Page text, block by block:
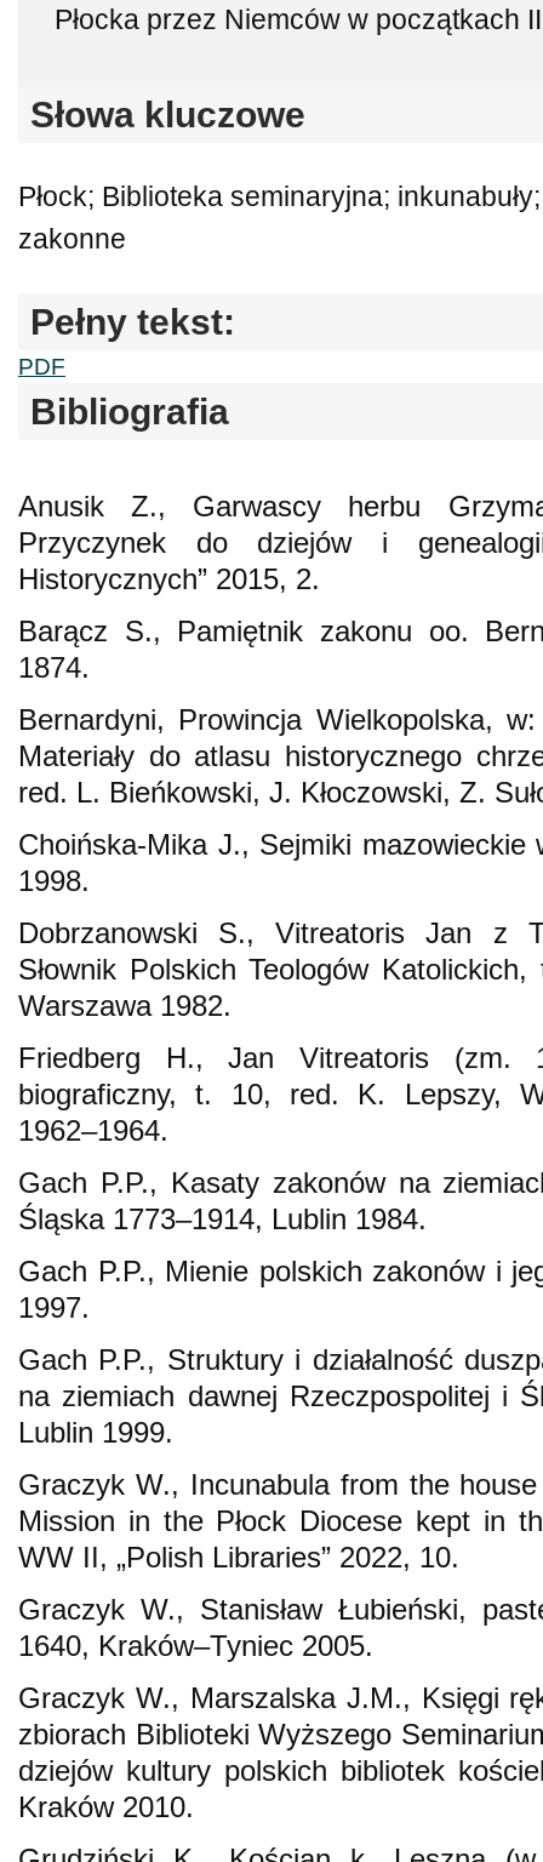
Płocka przez Niemców w początkach
Słowa kluczowe
Płock; Biblioteka seminaryjna;
zakonne
Pełny tekst:
PDF
Bibliografia
Anusik Z., Garwascy herbu
Przyczynek do dziejów i
Historycznych” 2015, 2.
Barącz S., Pamiętnik zakonu oo.
1874.
Bernardyni, Prowincja Wielkopolska,
Materiały do atlasu historycznego
red. L. Bieńkowski, J. Kłoczowski, Z.
Choińska-Mika J., Sejmiki mazowieckie
1998.
Dobrzanowski S., Vitreatoris Jan z
Słownik Polskich Teologów
Warszawa 1982.
Friedberg H., Jan Vitreatoris (zm.
biograficzny, t. 10, red. K. Lepszy,
1962–1964.
Gach P.P., Kasaty zakonów na
Śląska 1773–1914, Lublin 1984.
Gach P.P., Mienie polskich zakonów i
1997.
Gach P.P., Struktury i działalność
na ziemiach dawnej Rzeczpospolitej i
Lublin 1999.
Graczyk W., Incunabula from the
Mission in the Płock Diocese kept in
WW II, „Polish Libraries” 2022, 10.
Graczyk W., Stanisław Łubieński,
1640, Kraków–Tyniec 2005.
Graczyk W., Marszalska J.M., Księgi
zbiorach Biblioteki Wyższego
dziejów kultury polskich bibliotek
Kraków 2010.